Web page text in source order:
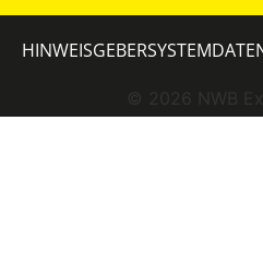
© 2026 NWB
HINWEISGEBERSYSTEM